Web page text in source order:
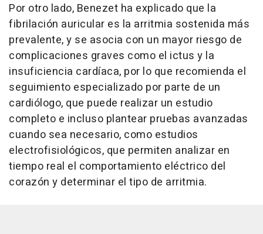
Por otro lado, Benezet ha explicado que la
fibrilación auricular es la arritmia sostenida más
prevalente, y se asocia con un mayor riesgo de
complicaciones graves como el ictus y la
insuficiencia cardíaca, por lo que recomienda el
seguimiento especializado por parte de un
cardiólogo, que puede realizar un estudio
completo e incluso plantear pruebas avanzadas
cuando sea necesario, como estudios
electrofisiológicos, que permiten analizar en
tiempo real el comportamiento eléctrico del
corazón y determinar el tipo de arritmia.